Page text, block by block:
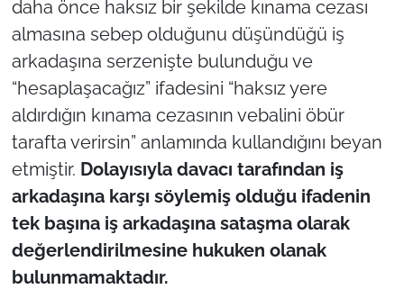
daha önce haksız bir şekilde kınama cezası
almasına sebep olduğunu düşündüğü iş
arkadaşına serzenişte bulunduğu ve
“hesaplaşacağız” ifadesini “haksız yere
aldırdığın kınama cezasının vebalini öbür
tarafta verirsin” anlamında kullandığını beyan
etmiştir. Dolayısıyla davacı tarafından iş
arkadaşına karşı söylemiş olduğu ifadenin
tek başına iş arkadaşına sataşma olarak
değerlendirilmesine hukuken olanak
bulunmamaktadır.